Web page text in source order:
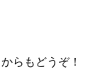
らもどうぞ！